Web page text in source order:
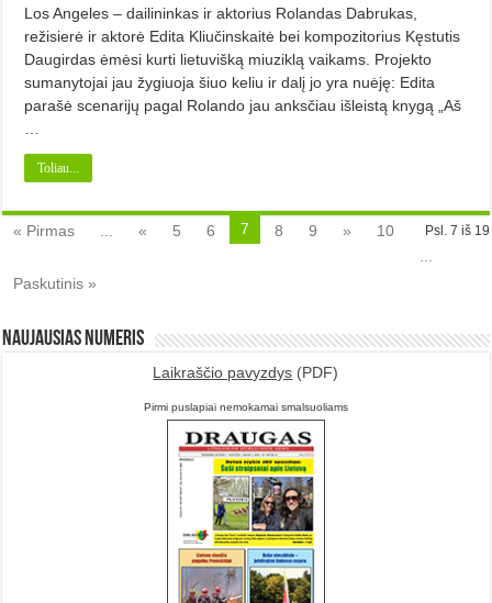
Los Angeles – dailininkas ir aktorius Rolandas Dabrukas,
režisie­rė ir aktorė Edita Kliučinskaitė bei kom­pozitorius Kęstutis
Daugirdas ėmėsi kurti lietuvišką miuziklą vaikams. Projekto
sumanytojai jau žygiuoja šiuo keliu ir dalį jo yra nuėję: Edita
parašė scenarijų pagal Rolando jau anksčiau išleistą knygą „Aš
Toliau...
Psl. 7 iš 19
« Pirmas « 5 6 7 8 9 »
10
Paskutinis »
Naujausias numeris
Laikraščio pavyzdys (PDF)
Pirmi puslapiai nemokamai smalsuoliams